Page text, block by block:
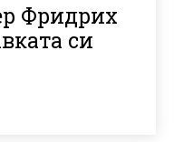
Фридрих
си